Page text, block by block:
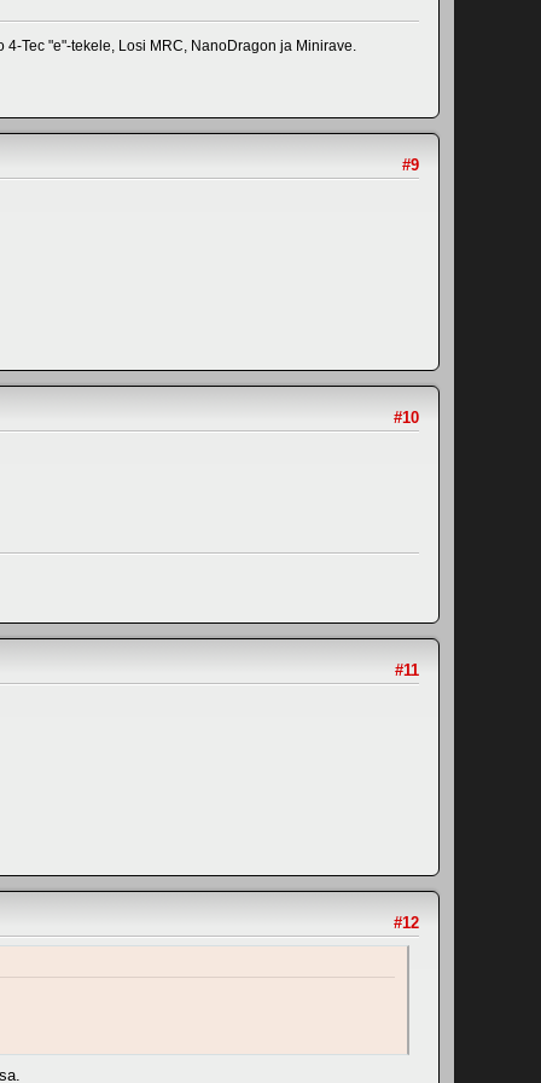
4-Tec "e"-tekele, Losi MRC, NanoDragon ja Minirave.
#9
#10
#11
#12